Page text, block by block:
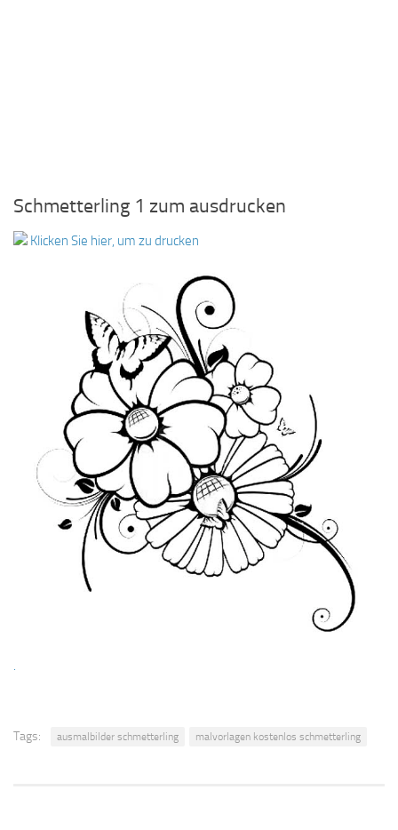
Schmetterling 1 zum ausdrucken
Klicken Sie hier, um zu drucken
.
Tags: ausmalbilder schmetterling malvorlagen kostenlos schmetterling